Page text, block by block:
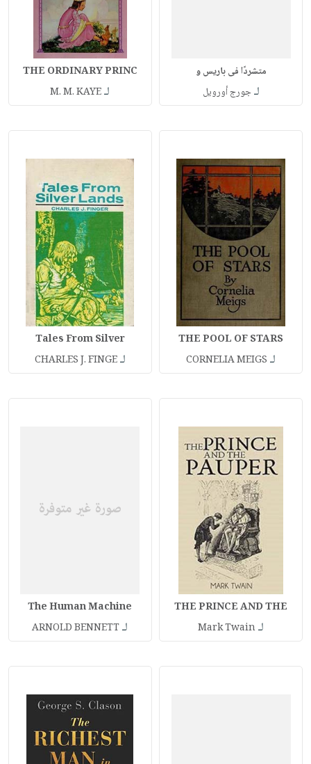
متشردًا فى باريس و
لـجورج أورويل
THE ORDINARY PRINC
لـM. M. KAYE
THE POOL OF STARS
لـ CORNELIA MEIGS
Tales From Silver
لـCHARLES J. FINGE
THE PRINCE AND THE
لـMark Twain
The Human Machine
لـARNOLD BENNETT